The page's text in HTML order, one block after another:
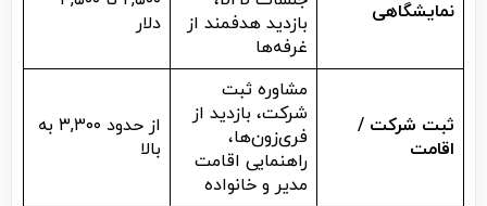
نمایشگاهی
بازدید هدفمند از
غرفه‌ها
دلار
ثبت شرکت /
اقامت
مشاوره ثبت
شرکت، بازدید از
فری‌زون‌ها،
راهنمایی اقامت
مدیر و خانواده
از حدود ۳,۳۰۰ به
بالا